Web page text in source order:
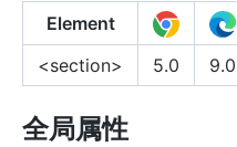
Element
<section>
5.0 9.0
全局属性